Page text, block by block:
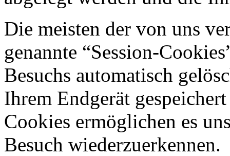
Die meisten der von uns
genannte “Session-
Besuchs automatisch
Ihrem Endgerät
Cookies ermöglichen es
Besuch wiederzuerkennen.